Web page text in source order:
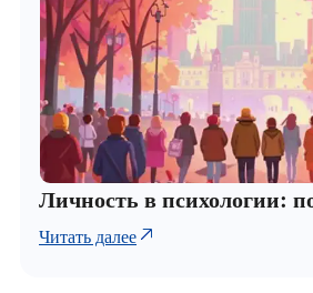
Личность в психологии:
Читать далее